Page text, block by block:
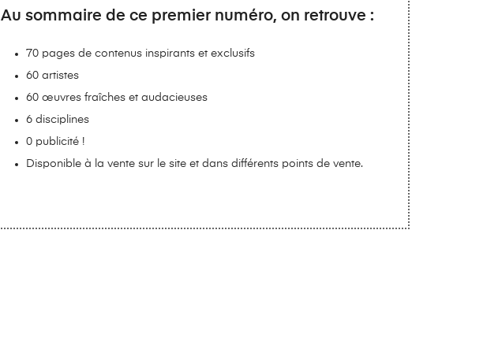
Au sommaire de ce premier numéro, on retrouve :
70 pages de contenus inspirants et exclusifs
60 artistes
60 œuvres fraîches et audacieuses
6 disciplines
0 publicité !
Disponible à la vente sur le site et dans différents points de vente.